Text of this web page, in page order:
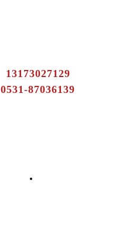
13173027129
0531-87036139